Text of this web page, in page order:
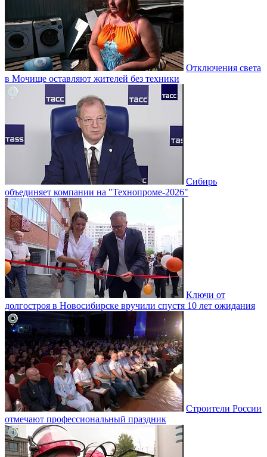
Отключения света
в Мочище оставляют жителей без техники
Сибирь
объединяет компании на "Технопроме-2026"
Ключи от
долгостроя в Новосибирске вручили спустя 10 лет ожидания
Строители России
отмечают профессиональный праздник